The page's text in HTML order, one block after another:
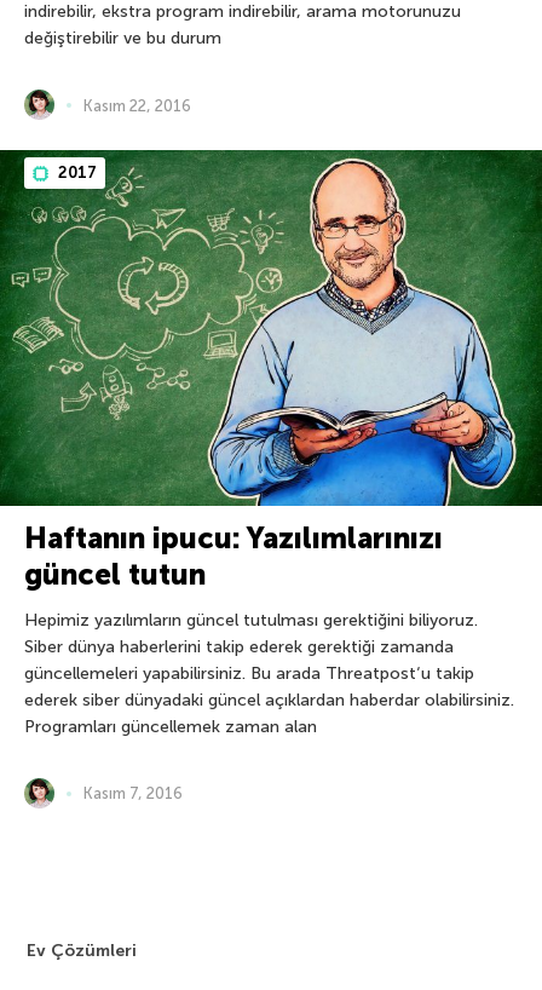
indirebilir, ekstra program indirebilir, arama motorunuzu
değiştirebilir ve bu durum
Kasım 22, 2016
2017
Haftanın ipucu: Yazılımlarınızı
güncel tutun
Hepimiz yazılımların güncel tutulması gerektiğini biliyoruz.
Siber dünya haberlerini takip ederek gerektiği zamanda
güncellemeleri yapabilirsiniz. Bu arada Threatpost‘u takip
ederek siber dünyadaki güncel açıklardan haberdar olabilirsiniz.
Programları güncellemek zaman alan
Kasım 7, 2016
Ev Çözümleri